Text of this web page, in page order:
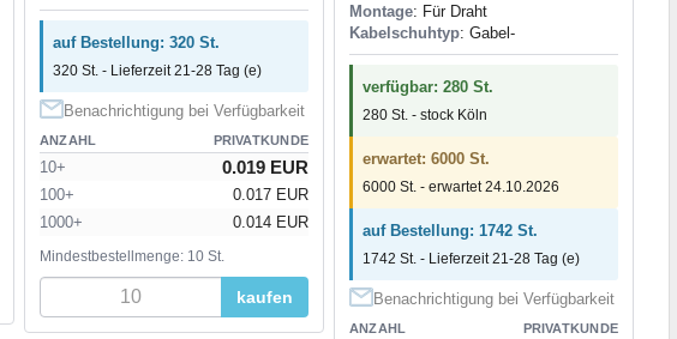
auf Bestellung: 320 St.
320 St. - Lieferzeit 21-28 Tag (e)
Benachrichtigung bei Verfügbarkeit
ANZAHL PRIVATKUNDE
10+ 0.019 EUR
100+
0.017 EUR
1000+
0.014 EUR
Mindestbestellmenge: 10 St.
kaufen
Montage: Für Draht
Kabelschuhtyp: Gabel-
verfügbar: 280 St.
280 St. - stock Köln
erwartet: 6000 St.
6000 St. - erwartet 24.10.2026
auf Bestellung: 1742 St.
1742 St. - Lieferzeit 21-28 Tag (e)
Benachrichtigung bei Verfügbarkeit
ANZAHL PRIVATKUNDE